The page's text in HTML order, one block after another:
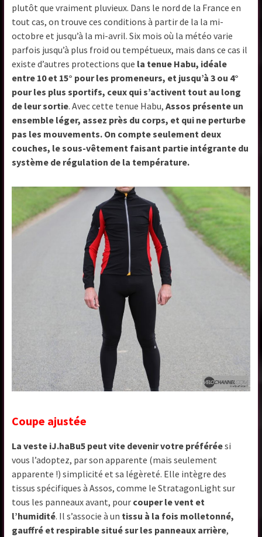
plutôt que vraiment pluvieux. Dans le nord de la France en
tout cas, on trouve ces conditions à partir de la la mi-
octobre et jusqu’à la mi-avril. Six mois où la météo varie
parfois jusqu’à plus froid ou tempétueux, mais dans ce cas il
existe d’autres protections que la tenue Habu, idéale
entre 10 et 15° pour les promeneurs, et jusqu’à 3 ou 4°
pour les plus sportifs, ceux qui s’activent tout au long
de leur sortie. Avec cette tenue Habu,Assos présente un
ensemble léger, assez près du corps, et qui ne perturbe
pas les mouvements. On compte seulement deux
couches, le sous-vêtement faisant partie intégrante du
système de régulation de la température.
Coupe ajustée
La veste iJ.haBu5 peut vite devenir votre préféréesi
vous l’adoptez, par son apparente (mais seulement
apparente !) simplicité et sa légèreté. Elle intègre des
tissus spécifiques à Assos, comme le StratagonLight sur
tous les panneaux avant, pour couper le vent et
l’humidité. Il s’associe à un tissu à la fois molletonné,
gauffré et respirable situé sur les panneaux arrière,